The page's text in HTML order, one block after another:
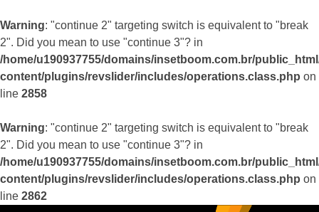
Warning: "continue 2" targeting switch is equivalent to "break
2". Did you mean to use "continue 3"? in
/home/u190937755/domains/insetboom.com.br/
content/plugins/revslider/includes/operations.class.php on
line 2858
Warning: "continue 2" targeting switch is equivalent to "break
2". Did you mean to use "continue 3"? in
/home/u190937755/domains/insetboom.com.br/
content/plugins/revslider/includes/operations.class.php on
line 2862